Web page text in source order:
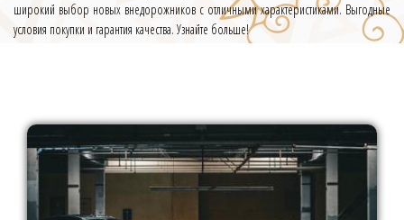
широкий выбор новых внедорожников с отличными характеристиками. Выгодные
условия покупки и гарантия качества. Узнайте больше!